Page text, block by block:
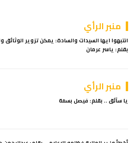
منبر الرأي
انتبهوا ايها السيدات والسادة: يمكن تزوير الوثائق
بقلم: ياسر عرمان
منبر الرأي
يا سآئق .. بقلم: فيصل بسمة